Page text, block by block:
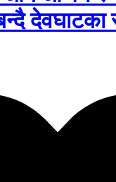
देवघाटका